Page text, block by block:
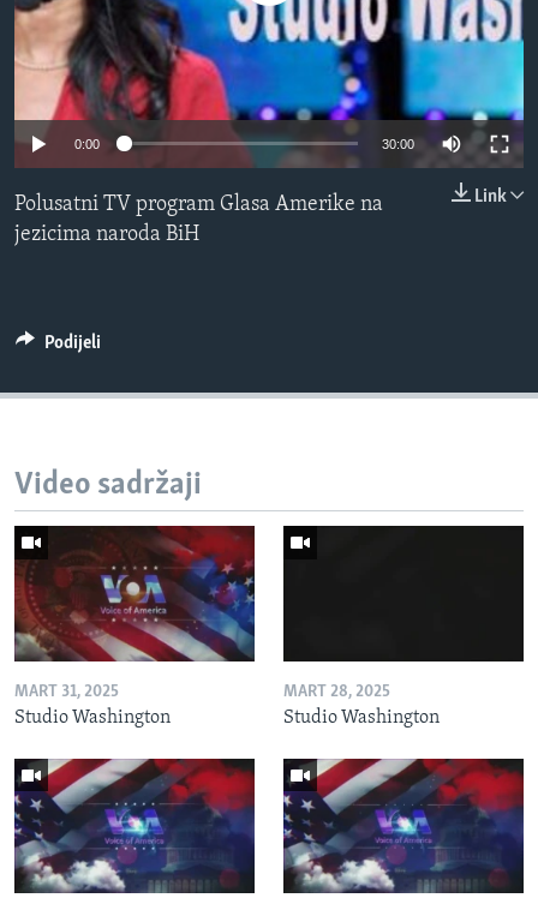
MAGAZIN
O GLASU AMERIKE
Learning English
PRATITE NAS
0:00 30:00
Link
Polusatni TV program Glasa Amerike na
jezicima naroda BiH
Podijeli
Video sadržaji
MART 31, 2025
Studio Washington
MART 28, 2025
Studio Washington